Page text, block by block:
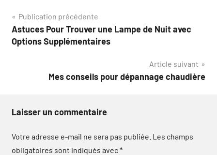
Navigation
de
Publication précédente
Astuces Pour Trouver une Lampe de Nuit avec
Options Supplémentaires
Article suivant
Mes conseils pour dépannage chaudière
Laisser un commentaire
Votre adresse e-mail ne sera pas publiée. Les champs
obligatoires sont indiqués avec*